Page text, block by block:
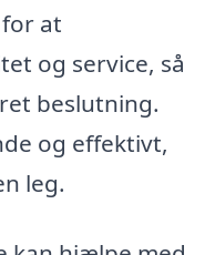
at
og service, så
beslutning.
og effektivt,
leg.